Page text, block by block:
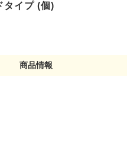
タイプ (個)
商品情報